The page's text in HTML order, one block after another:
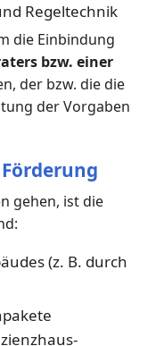
Regeltechnik
die Einbindung
bzw. einer
der bzw. die die
der Vorgaben
gehen, ist die
(z. B. durch